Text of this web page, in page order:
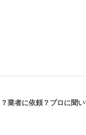
業者に依頼？プロに聞